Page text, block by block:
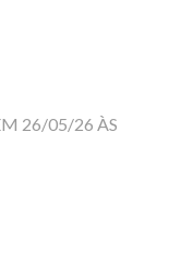
26/05/26 ÀS